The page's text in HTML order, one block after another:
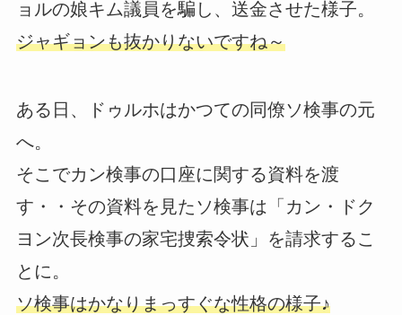
ョルの娘キム議員を騙し、送金させた様子。
ジャギョンも抜かりないですね～
ある日、ドゥルホはかつての同僚ソ検事の元
へ。
そこでカン検事の口座に関する資料を渡
す・・その資料を見たソ検事は「カン・ドク
ヨン次長検事の家宅捜索令状」を請求するこ
とに。
ソ検事はかなりまっすぐな性格の様子♪